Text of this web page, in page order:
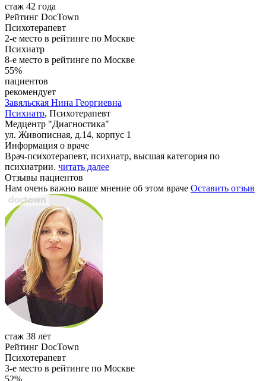
стаж 42 года
Рейтинг DocTown
Психотерапевт
2-е место в рейтинге по Москве
Психиатр
8-е место в рейтинге по Москве
55%
пациентов
рекомендует
Завяльская Нина Георгиевна
Психиатр, Психотерапевт
Медцентр "Диагностика"
ул. Живописная, д.14, корпус 1
Информация о враче
Врач-психотерапевт, психиатр, высшая категория по
психиатрии. читать далее
Отзывы пациентов
Нам очень важно ваше мнение об этом враче Оставить отзыв
стаж 38 лет
Рейтинг DocTown
Психотерапевт
3-е место в рейтинге по Москве
52%